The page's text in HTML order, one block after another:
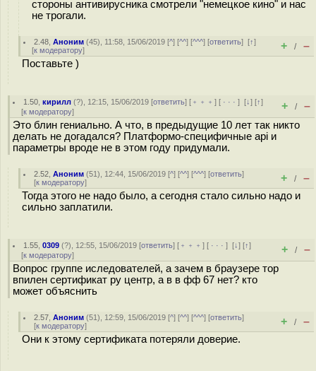
стороны антивирусника смотрели "немецкое кино" и нас
не трогали.
2.48 ,Аноним (45), 11:58, 15/06/2019 [^] [^^] [^^^] [ответить][↑]
[к модератору] + / –
Поставьте )
1.50 ,кирилл (?), 12:15, 15/06/2019 [ответить] [ ﹢﹢﹢] [ · · ·][↓] [↑]
[к модератору] + / –
Это блин гениально. А что, в предыдущие 10 лет так никто
делать не догадался? Платформо-специфичные api и
параметры вроде не в этом году придумали.
2.52 ,Аноним (51), 12:44, 15/06/2019 [^] [^^] [^^^] [ответить]
[к модератору] + / –
Тогда этого не надо было, а сегодня стало сильно надо и
сильно заплатили.
1.55 ,0309 (?), 12:55, 15/06/2019 [ответить] [ ﹢﹢﹢] [ · · ·][↓] [↑]
[к модератору] + / –
Вопрос группе иследователей, а зачем в браузере тор
впилен сертификат ру центр, а в в фф 67 нет? кто
может объяснить
2.57 ,Аноним (51), 12:59, 15/06/2019 [^] [^^] [^^^] [ответить]
[к модератору] + / –
Они к этому сертификата потеряли доверие.